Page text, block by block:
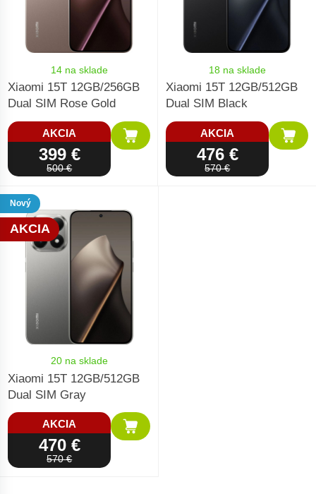
14 na sklade
Xiaomi 15T 12GB/256GB
Dual SIM Rose Gold
AKCIA
399 €
500 €
18 na sklade
Xiaomi 15T 12GB/512GB
Dual SIM Black
AKCIA
476 €
570 €
Nový
AKCIA
20 na sklade
Xiaomi 15T 12GB/512GB
Dual SIM Gray
AKCIA
470 €
570 €